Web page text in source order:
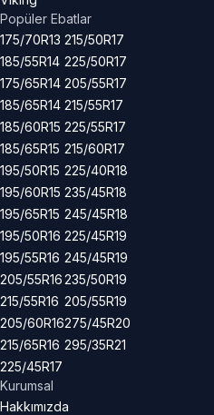
Popüler Ebatlar
175/70R13
185/55R14
175/65R14
185/65R14
185/60R15
185/65R15
195/50R15
195/60R15
195/65R15
195/50R16
195/55R16
205/55R16
215/55R16
205/60R16
215/65R16
225/45R17
215/50R17
225/50R17
205/55R17
215/55R17
225/55R17
215/60R17
225/40R18
235/45R18
245/45R18
225/45R19
245/45R19
235/50R19
205/55R19
275/45R20
295/35R21
Kurumsal
Hakkımızda